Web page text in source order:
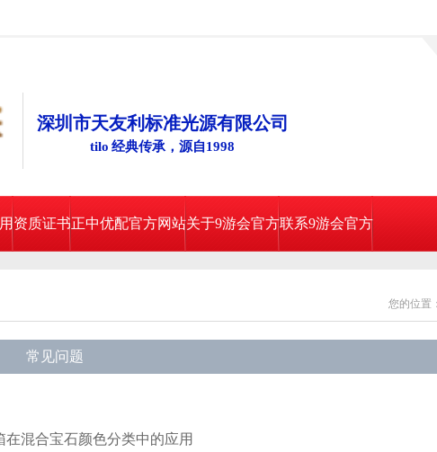
深圳市天友利标准光源有限公司
tilo 经典传承，源自1998
资质证书正中优配官方网站关于9游会官方联系9游会官方
您的位置：
常见问题
在混合宝石颜色分类中的应用